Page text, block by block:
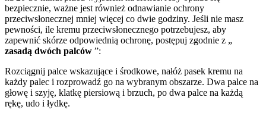
bezpiecznie, ważne jest również odnawianie ochrony
przeciwsłonecznej mniej więcej co dwie godziny. Jeśli nie masz
pewności, ile kremu przeciwsłonecznego potrzebujesz, aby
zapewnić skórze odpowiednią ochronę, postępuj zgodnie z „
zasadą dwóch palców ”:
Rozciągnij palce wskazujące i środkowe, nałóż pasek kremu na
każdy palec i rozprowadź go na wybranym obszarze. Dwa palce na
głowę i szyję, klatkę piersiową i brzuch, po dwa palce na każdą
rękę, udo i łydkę.